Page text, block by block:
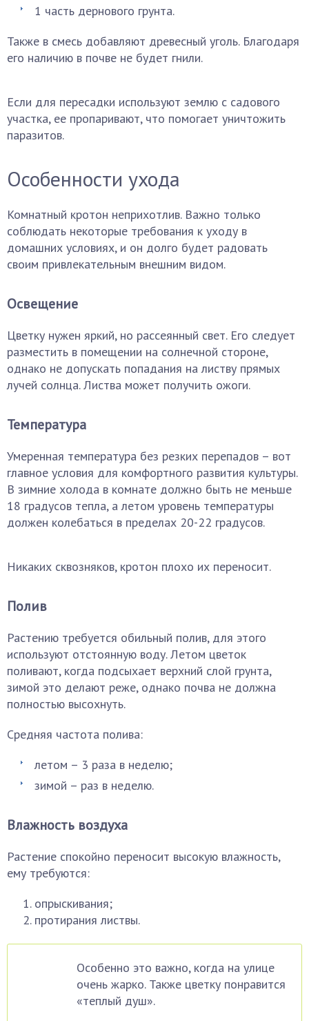
1 часть дернового грунта.
Также в смесь добавляют древесный уголь. Благодаря
его наличию в почве не будет гнили.
Если для пересадки используют землю с садового
участка, ее пропаривают, что помогает уничтожить
паразитов.
Особенности ухода
Комнатный кротон неприхотлив. Важно только
соблюдать некоторые требования к уходу в
домашних условиях, и он долго будет радовать
своим привлекательным внешним видом.
Освещение
Цветку нужен яркий, но рассеянный свет. Его следует
разместить в помещении на солнечной стороне,
однако не допускать попадания на листву прямых
лучей солнца. Листва может получить ожоги.
Температура
Умеренная температура без резких перепадов – вот
главное условия для комфортного развития культуры.
В зимние холода в комнате должно быть не меньше
18 градусов тепла, а летом уровень температуры
должен колебаться в пределах 20-22 градусов.
Никаких сквозняков, кротон плохо их переносит.
Полив
Растению требуется обильный полив, для этого
используют отстоянную воду. Летом цветок
поливают, когда подсыхает верхний слой грунта,
зимой это делают реже, однако почва не должна
полностью высохнуть.
Средняя частота полива:
летом – 3 раза в неделю;
зимой – раз в неделю.
Влажность воздуха
Растение спокойно переносит высокую влажность,
ему требуются:
опрыскивания;
протирания листвы.
Особенно это важно, когда на улице
очень жарко. Также цветку понравится
«теплый душ».